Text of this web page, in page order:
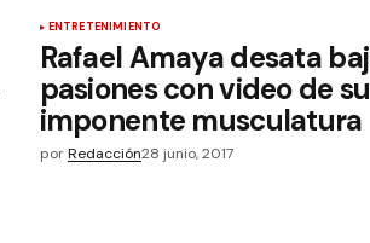
ENTRETENIMIENTO
Rafael Amaya desata
pasiones con video de su
imponente musculatura
por Redacción28 junio, 2017